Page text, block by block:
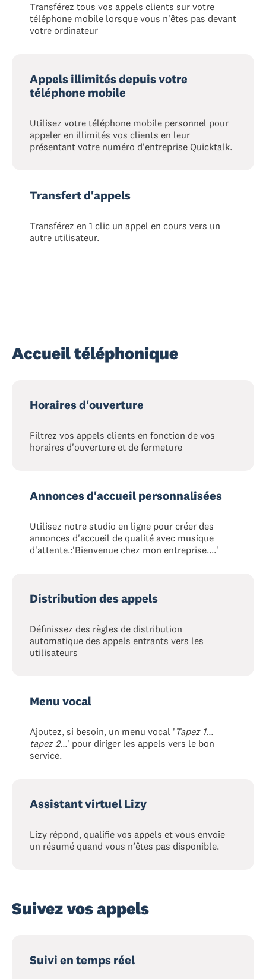
Transférez tous vos appels clients sur votre
téléphone mobile lorsque vous n'êtes pas devant
votre ordinateur
Appels illimités depuis votre
téléphone mobile
Utilisez votre téléphone mobile personnel pour
appeler en illimités vos clients en leur
présentant votre numéro d'entreprise Quicktalk.
Transfert d'appels
Transférez en 1 clic un appel en cours vers un
autre utilisateur.
Accueil téléphonique
Horaires d'ouverture
Filtrez vos appels clients en fonction de vos
horaires d'ouverture et de fermeture
Annonces d'accueil personnalisées
Utilisez notre studio en ligne pour créer des
annonces d'accueil de qualité avec musique
d'attente.:'Bienvenue chez mon entreprise....'
Distribution des appels
Définissez des règles de distribution
automatique des appels entrants vers les
utilisateurs
Menu vocal
Ajoutez, si besoin, un menu vocal ' Tapez 1...
tapez 2...' pour diriger les appels vers le bon
service.
Assistant virtuel Lizy
Lizy répond, qualifie vos appels et vous envoie
un résumé quand vous n’êtes pas disponible.
Suivez vos appels
Suivi en temps réel